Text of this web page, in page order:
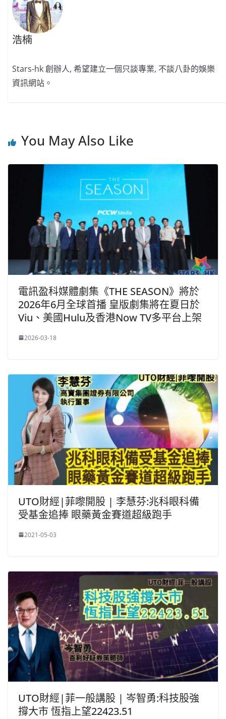
浩楠
Stars-hk 創辦人, 希望建立一個只談專業, 不談八卦的娛樂
資訊網站。
You May Also Like
電訊盈科媒體劇集《THE SEASON》將於
2026年6月全球首播 皇版劇集將在夏日於
Viu、美國Hulu及香港Now TV多平台上架
2026-03-18
UTO財經|菲嚟開股 | 李慧芬:兆科眼科備
受基金追捧 眼藥黃金賽道超級跑手
2021-05-03
UTO財經|菲一般講股 | 岑智勇:科技股強
撐大市 恆指上望‪22423.51